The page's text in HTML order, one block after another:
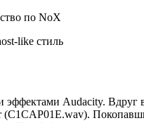
по NoX
like стиль
эффектами Audacity.